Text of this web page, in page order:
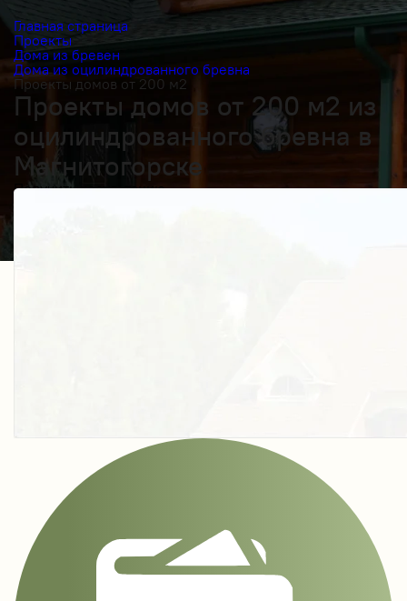
Главная страница
Проекты
Дома из бревен
Дома из оцилиндрованного бревна
Проекты домов от 200 м2
Проекты домов от 200 м2 из
оцилиндрованного бревна в
Магнитогорске
Получить косультацию